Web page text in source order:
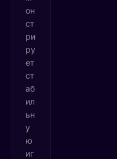
он
ст
ри
ру
ет
ст
аб
ил
ьн
у
ю
иг